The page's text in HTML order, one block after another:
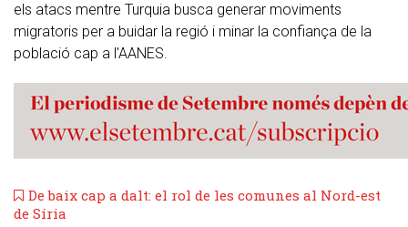
els atacs mentre Turquia busca generar moviments
migratoris per a buidar la regió i minar la confiança de la
població cap a l'AANES.
De baix cap a dalt: el rol de les comunes al Nord-est
de Síria